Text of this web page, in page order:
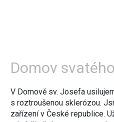
Domov
V Domově sv. Josefa
s roztroušenou sklerózou.
zařízení v České republice.